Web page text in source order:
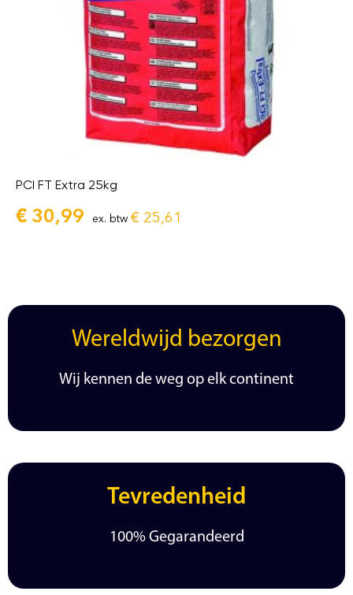
PCI FT Extra 25kg
€ 30,99 ex. btw € 25,61
Wereldwijd bezorgen
Wij kennen de weg op elk continent
Tevredenheid
100% Gegarandeerd